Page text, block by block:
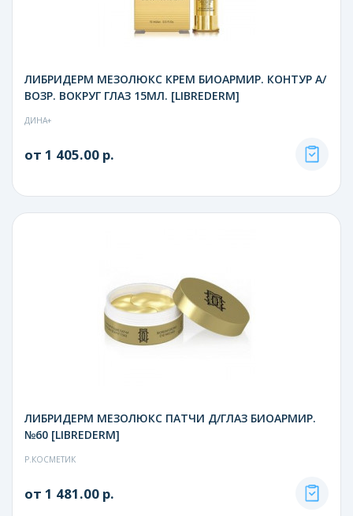
ЛИБРИДЕРМ МЕЗОЛЮКС КРЕМ БИОАРМИР. КОНТУР А/
ВОЗР. ВОКРУГ ГЛАЗ 15МЛ. [LIBREDERM]
ДИНА+
от 1 405.00 р.
ЛИБРИДЕРМ МЕЗОЛЮКС ПАТЧИ Д/ГЛАЗ БИОАРМИР.
№60 [LIBREDERM]
Р.КОСМЕТИК
от 1 481.00 р.